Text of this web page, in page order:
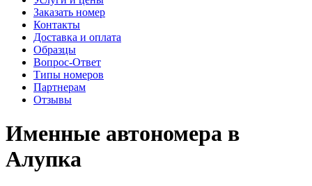
Заказать номер
Контакты
Доставка и оплата
Образцы
Вопрос-Ответ
Типы номеров
Партнерам
Отзывы
Именные автономера в
Алупка